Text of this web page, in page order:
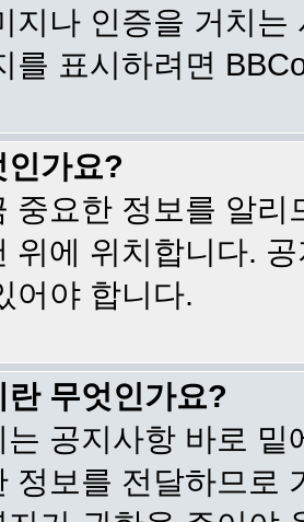
지나 인증을 거치
를 표시하려면
인가요?
중요한 정보를 알
위에 위치합니다.
어야 합니다.
무엇인가요?
는 공지사항 바로
정보를 전달하므로